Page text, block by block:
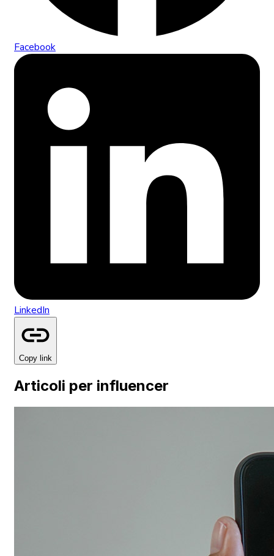
Facebook
LinkedIn
Copy link
Articoli per influencer